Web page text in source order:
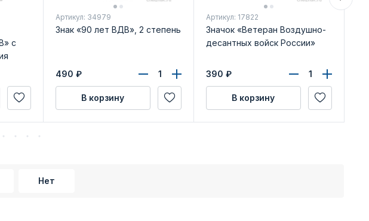
с
Артикул: 34979
Знак «90 лет ВДВ», 2 степень
490 ₽
В корзину
Артикул: 17822
Значок «Ветеран Воздушно-
десантных войск России»
390 ₽
В корзину
Нет